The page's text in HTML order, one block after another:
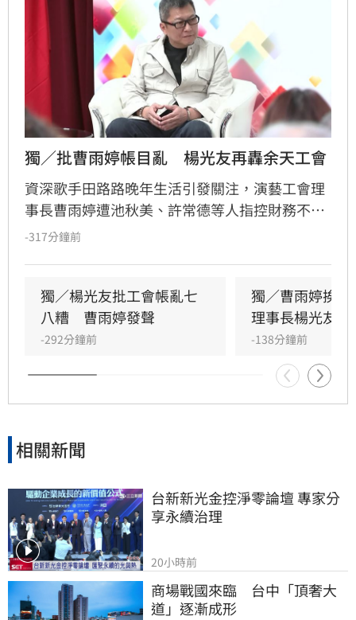
獨／批曹雨婷帳目亂　楊光友再轟余天工會
資深歌手田路路晚年生活引發關注，演藝工會理
事長曹雨婷遭池秋美、許常德等人指控財務不透
明及未照顧資深藝人，引發演藝圈軒然大波。針
會無關，更直言演藝圈工會林立現象混亂，強調
自己成立的台灣演藝人員協會運作順利，不願捲
入紛爭。這場關於藝人工會權益與財務管理的爭
議，隨著各界大咖發聲，讓演藝圈內部矛盾浮上
檯面，也凸顯了資深藝人照護制度的結構性問
題，引發社會廣泛關注與討論。
-317分鐘前
獨／楊光友批工會帳亂七
八糟　曹雨婷發聲
-292分鐘前
獨／曹雨婷挨
理事長楊光友開
-138分鐘前
相關新聞
台新新光金控淨零論壇 專家分
享永續治理
20小時前
商場戰國來臨　台中「頂奢大
道」逐漸成形